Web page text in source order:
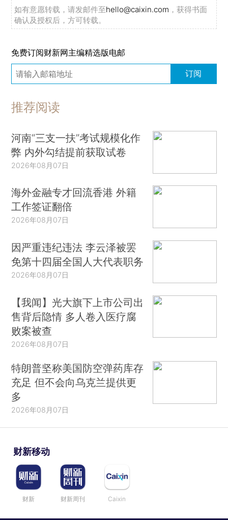
如有意愿转载，请发邮件至hello@caixin.com ，获得书面
确认及授权后，方可转载。
免费订阅财新网主编精选版电邮
订阅
推荐阅读
河南“三支一扶”考试规模化作
弊 内外勾结提前获取试卷
2026年08月07日
海外金融专才回流香港 外籍
工作签证翻倍
2026年08月07日
因严重违纪违法 李云泽被罢
免第十四届全国人大代表职务
2026年08月07日
【我闻】光大旗下上市公司出
售背后隐情 多人卷入医疗腐
败案被查
2026年08月07日
特朗普坚称美国防空弹药库存
充足 但不会向乌克兰提供更
多
2026年08月07日
财新移动
财新 财新周刊 Caixin